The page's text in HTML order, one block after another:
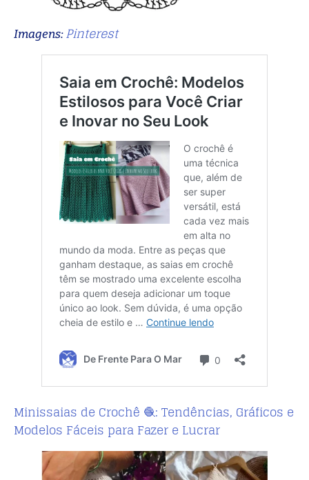
Imagens:Pinterest
Minissaias de Crochê 🧶: Tendências, Gráficos e
Modelos Fáceis para Fazer e Lucrar